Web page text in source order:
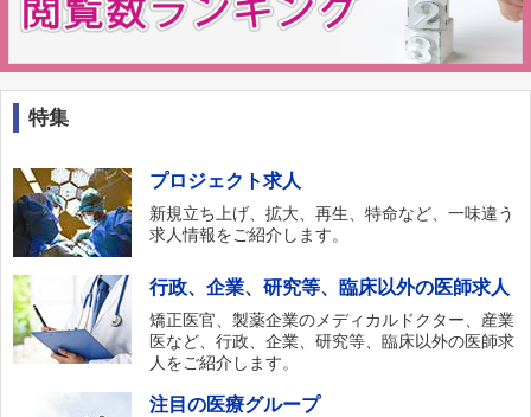
特集
プロジェクト求人
新規立ち上げ、拡大、再生、特命など、一味違う
求人情報をご紹介します。
行政、企業、研究等、臨床以外の医師求人
矯正医官、製薬企業のメディカルドクター、産業
医など、行政、企業、研究等、臨床以外の医師求
人をご紹介します。
注目の医療グループ